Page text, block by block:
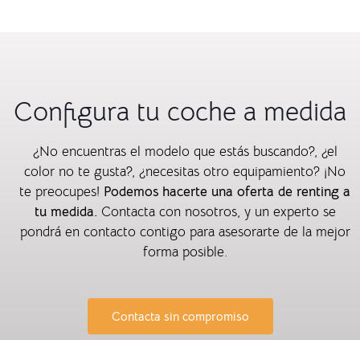
Configura tu coche a medida
¿No encuentras el modelo que estás buscando?, ¿el
color no te gusta?, ¿necesitas otro equipamiento? ¡No
te preocupes! Podemos hacerte una oferta de renting a
tu medida. Contacta con nosotros, y un experto se
pondrá en contacto contigo para asesorarte de la mejor
forma posible.
Contacta sin compromiso